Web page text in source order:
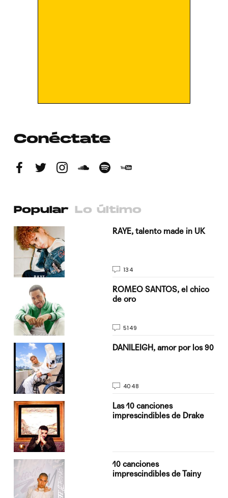
Conéctate
Popular Lo último
RAYE, talento made in UK
134
ROMEO SANTOS, el chico
de oro
5149
DANILEIGH, amor por los 90
4048
Las 10 canciones
imprescindibles de Drake
10 canciones
imprescindibles de Tainy